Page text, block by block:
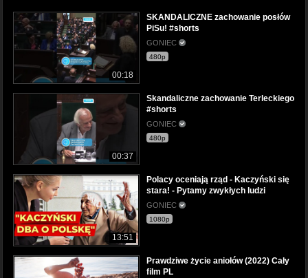
00:18
SKANDALICZNE zachowanie posłów
PiSu! #shorts
GONIEC
480p
00:37
Skandaliczne zachowanie Terleckiego
#shorts
GONIEC
480p
13:51
Polacy oceniają rząd - Kaczyński się
stara! - Pytamy zwykłych ludzi
GONIEC
1080p
Prawdziwe życie aniołów (2022) Cały
film PL